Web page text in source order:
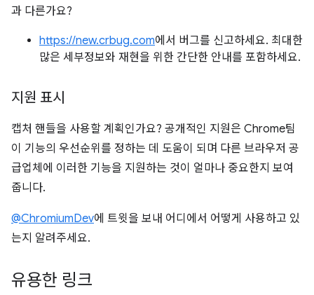
과 다른가요?
https://new.crbug.com에서 버그를 신고하세요. 최대한
많은 세부정보와 재현을 위한 간단한 안내를 포함하세요.
지원 표시
캡처 핸들을 사용할 계획인가요? 공개적인 지원은 Chrome팀
이 기능의 우선순위를 정하는 데 도움이 되며 다른 브라우저 공
급업체에 이러한 기능을 지원하는 것이 얼마나 중요한지 보여
줍니다.
@ChromiumDev에 트윗을 보내 어디에서 어떻게 사용하고 있
는지 알려주세요.
유용한 링크